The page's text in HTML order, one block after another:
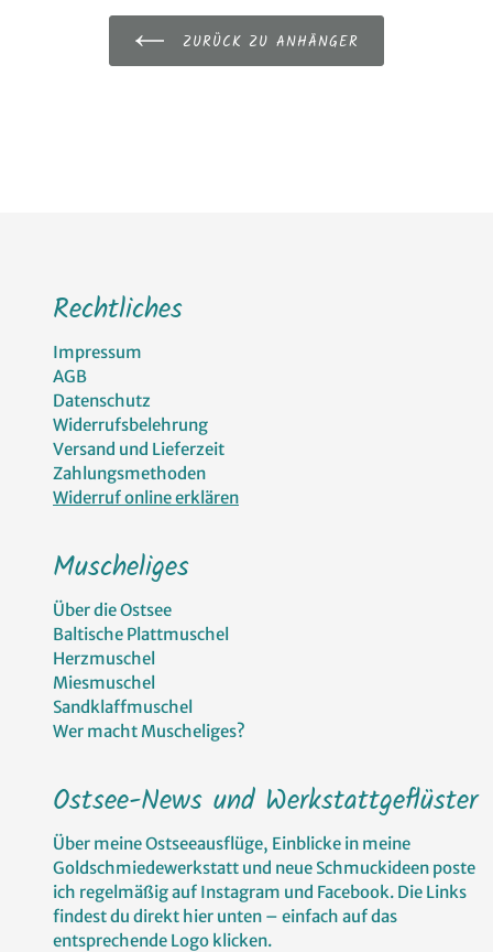
ZURÜCK ZU ANHÄNGER
Rechtliches
Impressum
AGB
Datenschutz
Widerrufsbelehrung
Versand und Lieferzeit
Zahlungsmethoden
Widerruf online erklären
Muscheliges
Über die Ostsee
Baltische Plattmuschel
Herzmuschel
Miesmuschel
Sandklaffmuschel
Wer macht Muscheliges?
Ostsee-News und Werkstattgeflüster
Über meine Ostseeausflüge, Einblicke in meine
Goldschmiedewerkstatt und neue Schmuckideen poste
ich regelmäßig auf Instagram und Facebook. Die Links
findest du direkt hier unten – einfach auf das
entsprechende Logo klicken.